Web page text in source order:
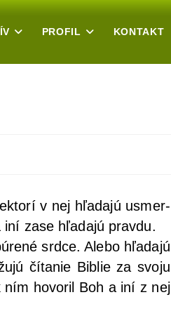
PROFIL KONTAKT
v nej hľa­da­jú usmer­
zase hľa­da­jú pravdu.
srd­ce. Ale­bo hľa­da­jú
číta­nie Bib­lie za svo­ju
hovo­ril Boh a iní z nej